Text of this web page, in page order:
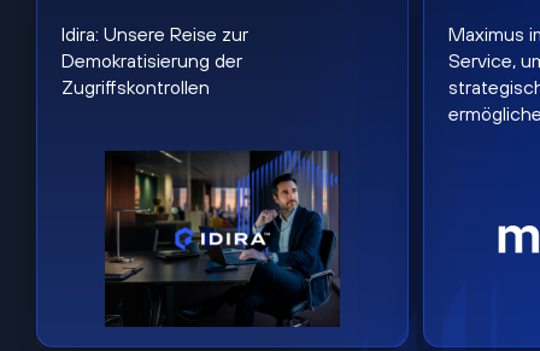
Idira: Unsere Reise zur
Demokratisierung der
Zugriffskontrollen
Maximus
Service,